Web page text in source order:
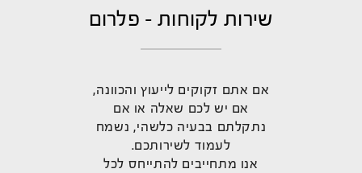
שירות לקוחות - פלרום
אם אתם זקוקים לייעוץ והכוונה,
אם יש לכם שאלה או אם
נתקלתם בבעיה כלשהי, נשמח
לעמוד לשירותכם.
אנו מתחייבים להתייחס לכל